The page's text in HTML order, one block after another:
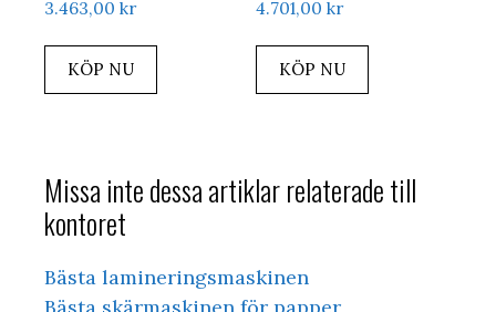
3.463,00 kr
KÖP NU
4.701,00kr
KÖP NU
Missa inte dessa artiklar relaterade till
kontoret
Bästa lamineringsmaskinen